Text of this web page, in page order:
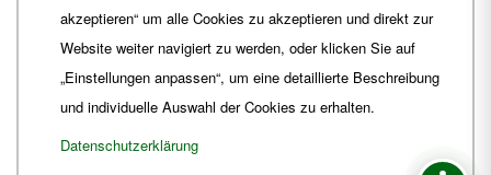
akzeptieren“ um alle Cookies zu akzeptieren und direkt zur
Website weiter navigiert zu werden, oder klicken Sie auf
„Einstellungen anpassen“, um eine detaillierte Beschreibung
und individuelle Auswahl der Cookies zu erhalten.
Datenschutzerklärung